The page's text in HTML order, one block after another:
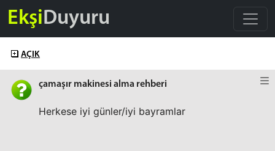
EkşiDuyuru
AÇIK
çamaşır makinesi alma rehberi
Herkese iyi günler/iyi bayramlar